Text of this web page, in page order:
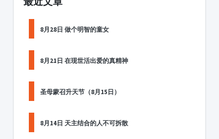
8月28日 做个明智的童女
8月21日 在现世活出爱的真精神
圣母蒙召升天节（8月15日）
8月14日 天主结合的人不可拆散